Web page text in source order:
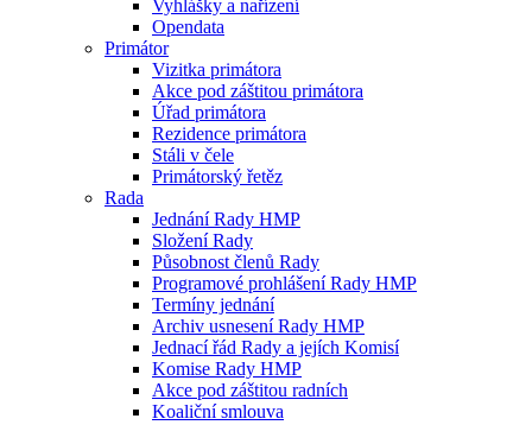
Vyhlášky a nařízení
Opendata
Primátor
Vizitka primátora
Akce pod záštitou primátora
Úřad primátora
Rezidence primátora
Stáli v čele
Primátorský řetěz
Rada
Jednání Rady HMP
Složení Rady
Působnost členů Rady
Programové prohlášení Rady HMP
Termíny jednání
Archiv usnesení Rady HMP
Jednací řád Rady a jejích Komisí
Komise Rady HMP
Akce pod záštitou radních
Koaliční smlouva